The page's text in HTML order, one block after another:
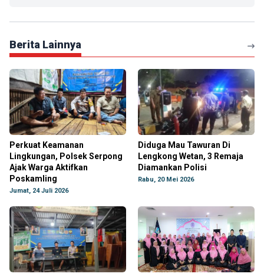
Berita Lainnya
Perkuat Keamanan
Lingkungan, Polsek Serpong
Ajak Warga Aktifkan
Poskamling
Jumat, 24 Juli 2026
Diduga Mau Tawuran Di
Lengkong Wetan, 3 Remaja
Diamankan Polisi
Rabu, 20 Mei 2026